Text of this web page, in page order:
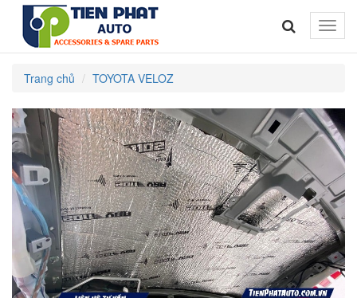
Toggle
Trang chủ TOYOTA VELOZ